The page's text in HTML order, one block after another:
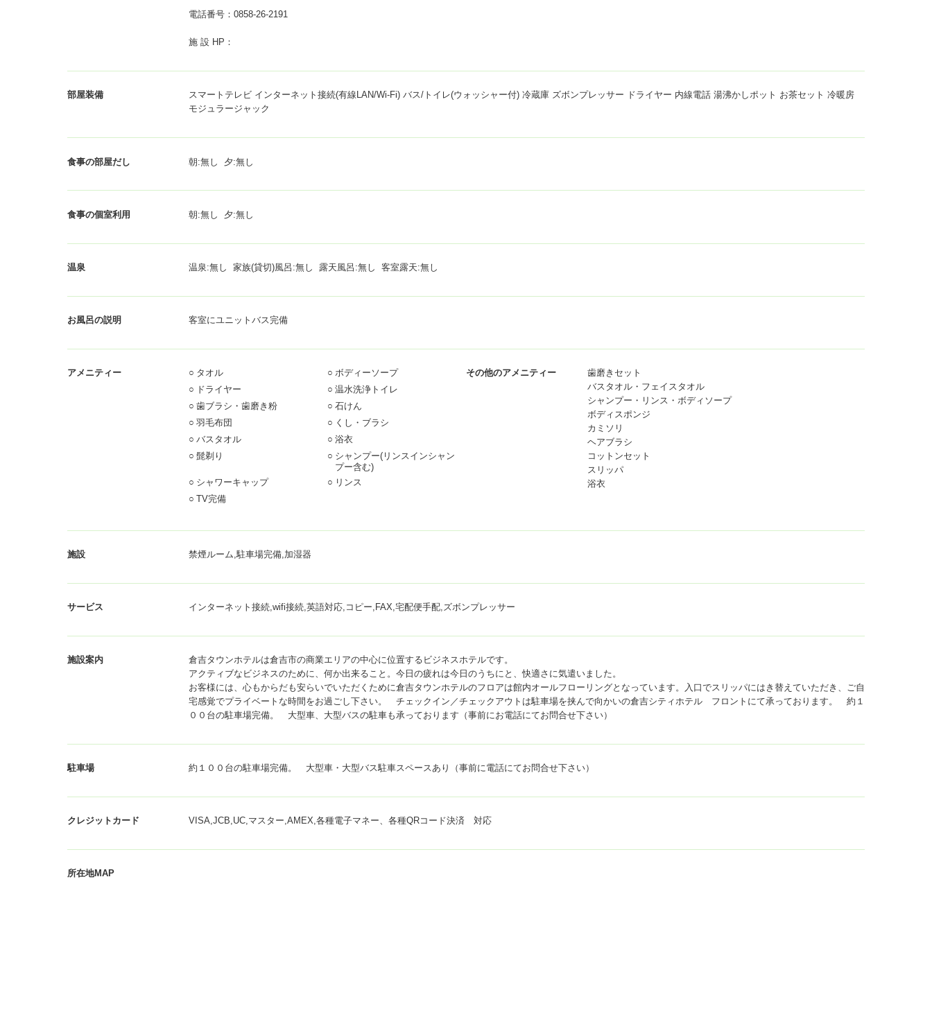
電話番号：0858-26-2191
施 設 HP：
部屋装備
スマートテレビ インターネット接続(有線LAN/Wi-Fi) バス/トイレ(ウォッシャー付) 冷蔵庫 ズボンプレッサー ドライヤー 内線電話 湯沸かしポット お茶セット 冷暖房
モジュラージャック
食事の部屋だし 朝:無し 夕:無し
食事の個室利用 朝:無し 夕:無し
温泉 温泉:無し 家族(貸切)風呂:無し 露天風呂:無し 客室露天:無し
お風呂の説明 客室にユニットバス完備
アメニティー ○ タオル ○ ボディーソープ
○ ドライヤー ○ 温水洗浄トイレ
○ 歯ブラシ・歯磨き粉 ○ 石けん
○ 羽毛布団 ○ くし・ブラシ
○ バスタオル ○ 浴衣
○ 髭剃り ○ シャンプー(リンスインシャン
プー含む)
○ シャワーキャップ ○ リンス
○ TV完備
その他のアメニティー
歯磨きセット
バスタオル・フェイスタオル
シャンプー・リンス・ボディソープ
ボディスポンジ
カミソリ
ヘアブラシ
コットンセット
スリッパ
浴衣
施設 禁煙ルーム,駐車場完備,加湿器
サービス インターネット接続,wifi接続,英語対応,コピー,FAX,宅配便手配,ズボンプレッサー
施設案内
倉吉タウンホテルは倉吉市の商業エリアの中心に位置するビジネスホテルです。
アクティブなビジネスのために、何か出来ること。今日の疲れは今日のうちにと、快適さに気遣いました。
お客様には、心もからだも安らいでいただくために倉吉タウンホテルのフロアは館内オールフローリングとなっています。入口でスリッパにはき替えていただき、ご自
宅感覚でプライベートな時間をお過ごし下さい。 チェックイン／チェックアウトは駐車場を挟んで向かいの倉吉シティホテル フロントにて承っております。 約１
００台の駐車場完備。 大型車、大型バスの駐車も承っております（事前にお電話にてお問合せ下さい）
駐車場 約１００台の駐車場完備。 大型車・大型バス駐車スペースあり（事前に電話にてお問合せ下さい）
クレジットカード VISA,JCB,UC,マスター,AMEX,各種電子マネー、各種QRコード決済 対応
所在地MAP